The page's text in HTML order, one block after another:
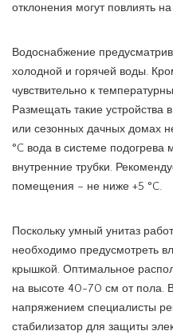
отклонения могут повлиять
Водоснабжение
холодной и горячей воды.
чувствительно к
Размещать такие
или сезонных дачных домах
°C вода в системе подогрева
внутренние трубки.
помещения – не ниже +5 °C.
Поскольку умный унитаз
необходимо предусмотреть
крышкой. Оптимальное
на высоте 40-70 см от пола.
напряжением специалисты
стабилизатор для защиты